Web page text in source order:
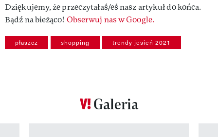
Dziękujemy, że przeczytałaś/eś nasz artykuł do końca.
Bądź na bieżąco! Obserwuj nas w Google.
płaszcz shopping trendy jesień 2021
Galeria